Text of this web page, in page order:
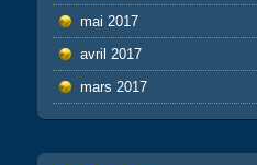
mai 2017
avril 2017
mars 2017